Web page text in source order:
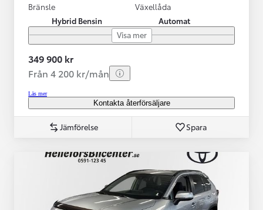
Bränsle
Hybrid Bensin
Växellåda
Automat
Visa mer
349 900 kr
Från 4 200 kr/mån
Läs mer
Kontakta återförsäljare
Jämförelse Spara